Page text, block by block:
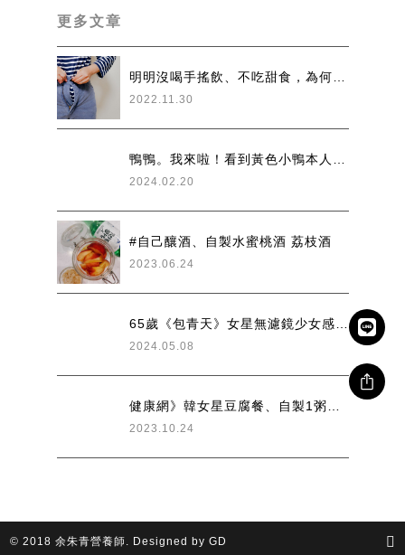
更多文章
明明沒喝手搖飲、不吃甜食，為何還是瘦不下來？營養師揭6大隱藏版陷阱食物，台灣人超愛吃
2022.11.30
鴨鴨。我來啦！看到黃色小鴨本人真的好可愛啊
2024.02.20
#自己釀酒、自製水蜜桃酒 荔枝酒
2023.06.24
65歲《包青天》女星無濾鏡少女感十足！邱于庭一天只吃一餐 怎麼吃最好？〖健康2.0
2024.05.08
健康網》韓女星豆腐餐、自製1粥品降血脂！ 10天瘦4.4公斤
2023.10.24
© 2018 余朱青營養師. Designed by GD